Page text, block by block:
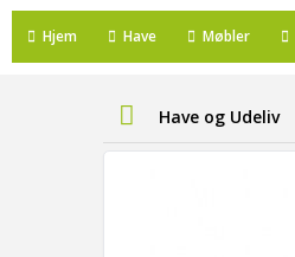
Hjem Have Møbler
Have og Udeliv